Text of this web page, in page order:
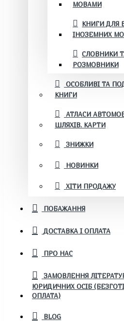
МОВАМИ
КНИГИ ДЛЯ
ІНОЗЕМНИХ
СЛОВНИКИ
РОЗМОВНИКИ
ОСОБЛИВІ ТА
КНИГИ
АТЛАСИ
ШЛЯХІВ. КАРТИ
ЗНИЖКИ
НОВИНКИ
ХІТИ ПРОДАЖУ
ПОБАЖАННЯ
ДОСТАВКА І ОПЛАТА
ПРО НАС
ЗАМОВЛЕННЯ
ЮРИДИЧНИХ ОСІБ
ОПЛАТА)
BLOG